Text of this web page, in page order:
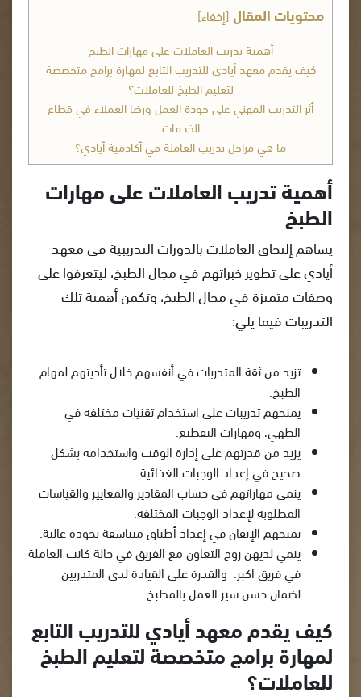
محتويات المقال[إخفاء]
أهمية تدريب العاملات على مهارات الطبخ
كيف يقدم معهد أيادي للتدريب التابع لمهارة برامج متخصصة
لتعليم الطبخ للعاملات؟
أثر التدريب المهني على جودة العمل ورضا العملاء في قطاع
الخدمات
ما هي مراحل تدريب العاملة في أكادمية أيادي؟
أهمية تدريب العاملات على مهارات
الطبخ
يساهم إلتحاق العاملات بالدورات التدريبية في معهد
أيادي على تطوير خبراتهم في مجال الطبخ، ليتعرفوا على
وصفات متميزة في مجال الطبخ، وتكمن أهمية تلك
التدريبات فيما يلي:
تزيد من ثقة المتدربات في أنفسهم خلال تأديتهم لمهام
الطبخ.
يمنحهم تدريبات على استخدام تقنيات مختلفة في
الطهي، ومهارات التقطيع.
يزيد من قدرتهم على إدارة الوقت واستخدامه بشكل
صحيح في إعداد الوجبات الغذائية.
ينمي مهاراتهم في حساب المقادير والمعايير والقياسات
المطلوبة لإعداد الوجبات المختلفة.
يمنحهم الإتقان في إعداد أطباق متناسقة بجودة عالية.
ينمي لديهن روح التعاون مع الفريق في حالة كانت العاملة
في فريق اكبر. والقدرة على القيادة لدى المتدربين
لضمان حسن سير العمل بالمطبخ.
كيف يقدم معهد أيادي للتدريب التابع
لمهارة برامج متخصصة لتعليم الطبخ
للعاملات؟